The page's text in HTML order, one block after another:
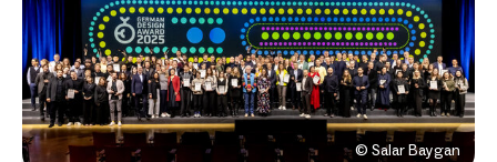
© Salar Baygan